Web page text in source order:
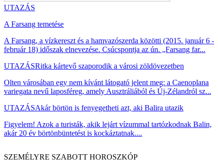
UTAZÁS
A Farsang temetése
A Farsang, a vízkereszt és a hamvazószerda közötti (2015. január 6 -
február 18) időszak elnevezése. Csúcspontja az ún. „Farsang far...
UTAZÁSRitka kártevő szaporodik a városi zöldövezetben
Olten városában egy nem kívánt látogató jelent meg: a Caenoplana
variegata nevű laposféreg, amely Ausztráliából és Új-Zélandról sz...
UTAZÁSAkár börtön is fenyegetheti azt, aki Balira utazik
Figyelem! Azok a turisták, akik lejárt vízummal tartózkodnak Balin,
akár 20 év börtönbüntetést is kockáztatnak....
SZEMÉLYRE SZABOTT HOROSZKÓP